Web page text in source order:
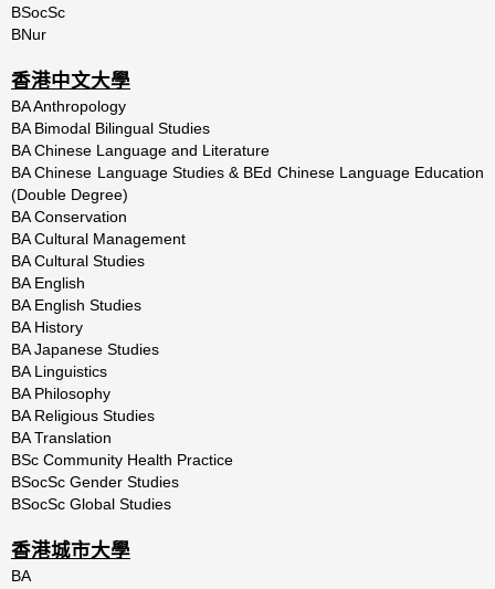
BSocSc
BNur
香港中文大學
BA Anthropology
BA Bimodal Bilingual Studies
BA Chinese Language and Literature
BA Chinese Language Studies & BEd Chinese Language Education
(Double Degree)
BA Conservation
BA Cultural Management
BA Cultural Studies
BA English
BA English Studies
BA History
BA Japanese Studies
BA Linguistics
BA Philosophy
BA Religious Studies
BA Translation
BSc Community Health Practice
BSocSc Gender Studies
BSocSc Global Studies
香港城市大學
BA